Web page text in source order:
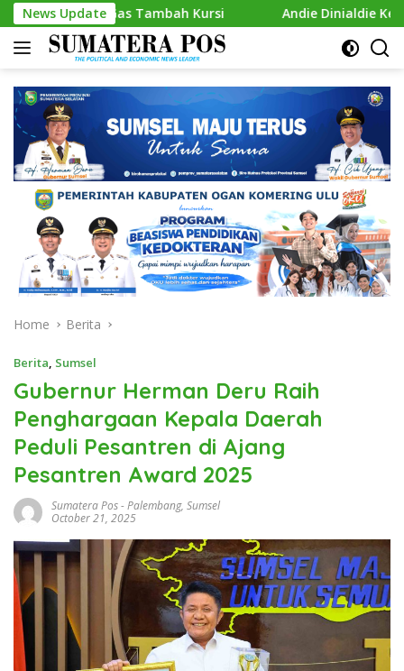
Skip
to
content
News Update
Tambah Kursi Andie Dinialdie Kembalikan
Home Berita
Berita, Sumsel
Gubernur Herman Deru Raih
Penghargaan Kepala Daerah
Peduli Pesantren di Ajang
Pesantren Award 2025
Sumatera Pos-Palembang, Sumsel
October 21, 2025